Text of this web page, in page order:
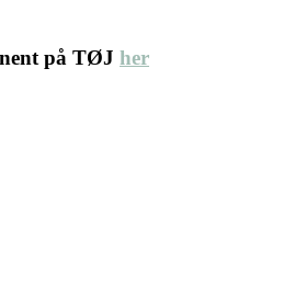
på TØJ her